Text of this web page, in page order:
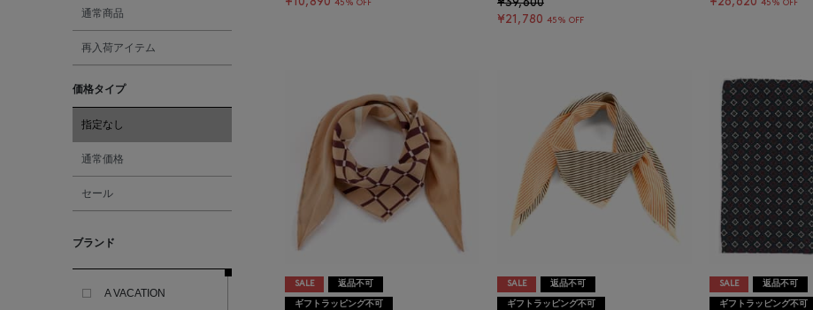
通常商品
再入荷アイテム
価格タイプ
指定なし
通常価格
セール
ブランド
A VACATION
45% OFF
¥39,600
¥21,780 45% OFF
45% OFF
SALE 返品不可
ギフトラッピング不可
SALE 返品不可
ギフトラッピング不可
SALE 返品不可
ギフトラッピング不可